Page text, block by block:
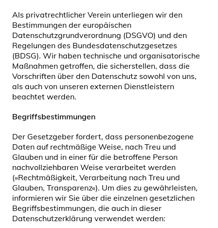
Als privatrechtlicher Verein unterliegen wir den
Bestimmungen der europäischen
Datenschutzgrundverordnung (DSGVO) und den
Regelungen des Bundesdatenschutzgesetzes
(BDSG). Wir haben technische und organisatorische
Maßnahmen getroffen, die sicherstellen, dass die
Vorschriften über den Datenschutz sowohl von uns,
als auch von unseren externen Dienstleistern
beachtet werden.
Begriffsbestimmungen
Der Gesetzgeber fordert, dass personenbezogene
Daten auf rechtmäßige Weise, nach Treu und
Glauben und in einer für die betroffene Person
nachvollziehbaren Weise verarbeitet werden
(»Rechtmäßigkeit, Verarbeitung nach Treu und
Glauben, Transparenz«). Um dies zu gewährleisten,
informieren wir Sie über die einzelnen gesetzlichen
Begriffsbestimmungen, die auch in dieser
Datenschutzerklärung verwendet werden: